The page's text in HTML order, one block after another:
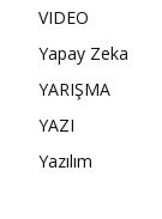
VIDEO
Yapay Zeka
YARIŞMA
YAZI
Yazılım